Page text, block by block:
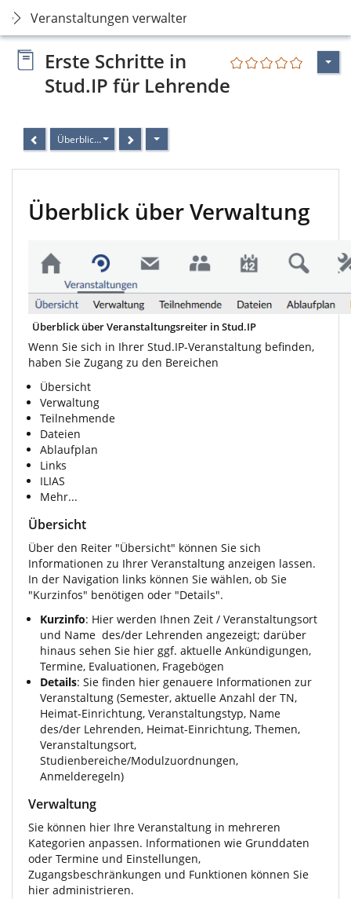
Veranstaltungen verwalten
Erste Schritte in
Stud.IP für Lehrende
Überblick über Verwaltung
Überblick über Verwaltung
Überblick über Veranstaltungsreiter in Stud.IP
Wenn Sie sich in Ihrer Stud.IP-Veranstaltung befinden,
haben Sie Zugang zu den Bereichen
Übersicht
Verwaltung
Teilnehmende
Dateien
Ablaufplan
Links
ILIAS
Mehr...
Übersicht
Über den Reiter "Übersicht" können Sie sich
Informationen zu Ihrer Veranstaltung anzeigen lassen.
In der Navigation links können Sie wählen, ob Sie
"Kurzinfos" benötigen oder "Details".
Kurzinfo: Hier werden Ihnen Zeit / Veranstaltungsort
und Name des/der Lehrenden angezeigt; darüber
hinaus sehen Sie hier ggf. aktuelle Ankündigungen,
Termine, Evaluationen, Fragebögen
Details: Sie finden hier genauere Informationen zur
Veranstaltung (Semester, aktuelle Anzahl der TN,
Heimat-Einrichtung, Veranstaltungstyp, Name
des/der Lehrenden, Heimat-Einrichtung, Themen,
Veranstaltungsort,
Studienbereiche/Modulzuordnungen,
Anmelderegeln)
Verwaltung
Sie können hier Ihre Veranstaltung in mehreren
Kategorien anpassen. Informationen wie Grunddaten
oder Termine und Einstellungen,
Zugangsbeschränkungen und Funktionen können Sie
hier administrieren.